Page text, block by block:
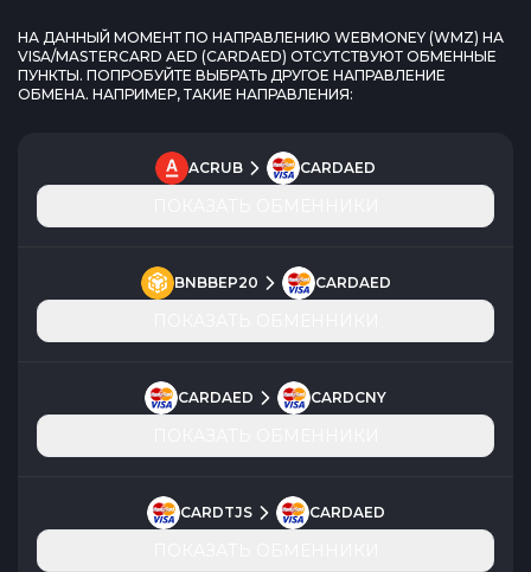
НА ДАННЫЙ МОМЕНТ ПО НАПРАВЛЕНИЮ WEBMONEY (WMZ) НА
VISA/MASTERCARD AED (CARDAED) ОТСУТСТВУЮТ ОБМЕННЫЕ
ПУНКТЫ. ПОПРОБУЙТЕ ВЫБРАТЬ ДРУГОЕ НАПРАВЛЕНИЕ
ОБМЕНА. НАПРИМЕР, ТАКИЕ НАПРАВЛЕНИЯ:
ACRUB CARDAED
BNBBEP20 CARDAED
CARDAED CARDCNY
CARDTJS CARDAED